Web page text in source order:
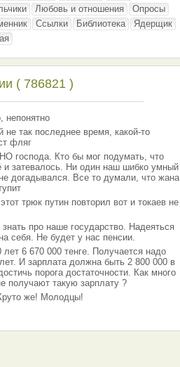
Любовь и отношения
Опросы
Ссылки Библиотека
Ядерщик
( 786821 )
непонятно
не так последнее время, какой-то
фляг
господа. Кто бы мог подумать, что
и затевалось. Ни один наш шибко умный
догадывался. Все то думали, что жана
трюк путин повторил вот и токаев не
про наше государство. Надеяться
себя. Не будет у нас пенсии.
лет 6 670 000 тенге. Получается надо
И зарплата должна быть 2 800 000 в
порога достаточности. Как много
получают такую зарплату ?
же! Молодцы!